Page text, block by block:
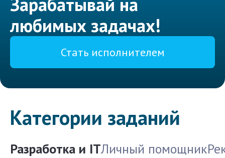
любимых задачах!
Стать исполнителем
Категории заданий
Разработка и ITЛичный помощник